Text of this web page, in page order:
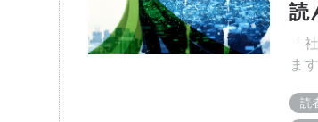
読
「
ま
読